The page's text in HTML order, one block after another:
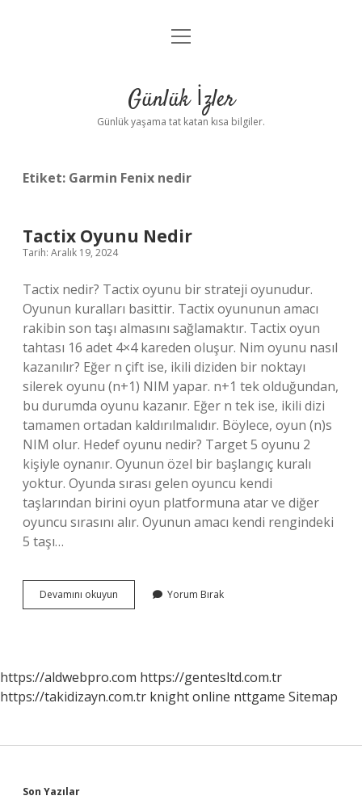
Anasayfa
Yasal Uyarı
menüyü
Günlük İzler
Günlük yaşama tat katan kısa bilgiler.
Etiket: Garmin Fenix nedir
Tactix Oyunu Nedir
Tarih: Aralık 19, 2024
Tactix nedir? Tactix oyunu bir strateji oyunudur.
Oyunun kuralları basittir. Tactix oyununun amacı
rakibin son taşı almasını sağlamaktır. Tactix oyun
tahtası 16 adet 4×4 kareden oluşur. Nim oyunu nasıl
kazanılır? Eğer n çift ise, ikili diziden bir noktayı
silerek oyunu (n+1) NIM yapar. n+1 tek olduğundan,
bu durumda oyunu kazanır. Eğer n tek ise, ikili dizi
tamamen ortadan kaldırılmalıdır. Böylece, oyun (n)s
NIM olur. Hedef oyunu nedir? Target 5 oyunu 2
kişiyle oynanır. Oyunun özel bir başlangıç ​​kuralı
yoktur. Oyunda sırası gelen oyuncu kendi
taşlarından birini oyun platformuna atar ve diğer
oyuncu sırasını alır. Oyunun amacı kendi rengindeki
5 taşı…
Devamını okuyun
Oyunu
Yorum Bırak
https://aldwebpro.com https://gentesltd.com.tr
https://takidizayn.com.tr knight online nttgame Sitemap
Son Yazılar